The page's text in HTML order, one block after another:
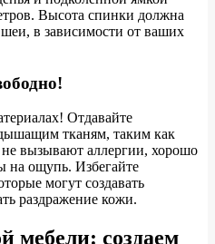
Высота спинки должна
в зависимости от ваших
Отдавайте
тканям, таким как
вызывают аллергии, хорошо
на ощупь. Избегайте
могут создавать
раздражение кожи.
мебели: создаем